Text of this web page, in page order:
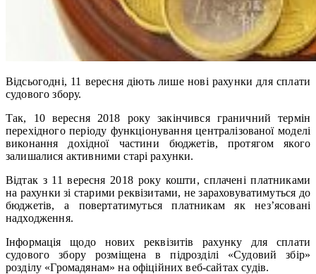
Відсьогодні, 11 вересня діють лише нові рахунки для сплати
судового збору.
Так, 10 вересня 2018 року закінчився граничний термін
перехідного періоду функціонування централізованої моделі
виконання дохідної частини бюджетів, протягом якого
залишалися активними старі рахунки.
Відтак з 11 вересня 2018 року кошти, сплачені платниками
на рахунки зі старими реквізитами, не зараховуватимуться до
бюджетів, а повертатимуться платникам як нез’ясовані
надходження.
Інформація щодо нових реквізитів рахунку для сплати
судового збору розміщена в підрозділі «Судовий збір»
розділу «Громадянам» на офіційних веб-сайтах судів.